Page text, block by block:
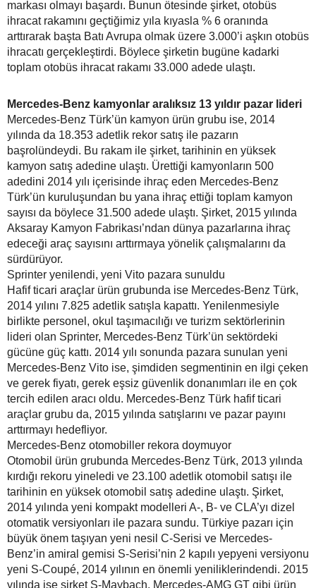
markası olmayı başardı. Bunun ötesinde şirket, otobüs
ihracat rakamını geçtiğimiz yıla kıyasla % 6 oranında
arttırarak başta Batı Avrupa olmak üzere 3.000’i aşkın otobüs
ihracatı gerçekleştirdi. Böylece şirketin bugüne kadarki
toplam otobüs ihracat rakamı 33.000 adede ulaştı.
Mercedes-Benz kamyonlar aralıksız 13 yıldır pazar lideri
Mercedes-Benz Türk’ün kamyon ürün grubu ise, 2014
yılında da 18.353 adetlik rekor satış ile pazarın
başrolündeydi. Bu rakam ile şirket, tarihinin en yüksek
kamyon satış adedine ulaştı. Ürettiği kamyonların 500
adedini 2014 yılı içerisinde ihraç eden Mercedes-Benz
Türk’ün kuruluşundan bu yana ihraç ettiği toplam kamyon
sayısı da böylece 31.500 adede ulaştı. Şirket, 2015 yılında
Aksaray Kamyon Fabrikası’ndan dünya pazarlarına ihraç
edeceği araç sayısını arttırmaya yönelik çalışmalarını da
sürdürüyor.
Sprinter yenilendi, yeni Vito pazara sunuldu
Hafif ticari araçlar ürün grubunda ise Mercedes-Benz Türk,
2014 yılını 7.825 adetlik satışla kapattı. Yenilenmesiyle
birlikte personel, okul taşımacılığı ve turizm sektörlerinin
lideri olan Sprinter, Mercedes-Benz Türk’ün sektördeki
gücüne güç kattı. 2014 yılı sonunda pazara sunulan yeni
Mercedes-Benz Vito ise, şimdiden segmentinin en ilgi çeken
ve gerek fiyatı, gerek eşsiz güvenlik donanımları ile en çok
tercih edilen aracı oldu. Mercedes-Benz Türk hafif ticari
araçlar grubu da, 2015 yılında satışlarını ve pazar payını
arttırmayı hedefliyor.
Mercedes-Benz otomobiller rekora doymuyor
Otomobil ürün grubunda Mercedes-Benz Türk, 2013 yılında
kırdığı rekoru yineledi ve 23.100 adetlik otomobil satışı ile
tarihinin en yüksek otomobil satış adedine ulaştı. Şirket,
2014 yılında yeni kompakt modelleri A-, B- ve CLA’yı dizel
otomatik versiyonları ile pazara sundu. Türkiye pazarı için
büyük önem taşıyan yeni nesil C-Serisi ve Mercedes-
Benz’in amiral gemisi S-Serisi’nin 2 kapılı yepyeni versiyonu
yeni S-Coupé, 2014 yılının en önemli yeniliklerindendi. 2015
yılında ise şirket S-Maybach, Mercedes-AMG GT gibi ürün